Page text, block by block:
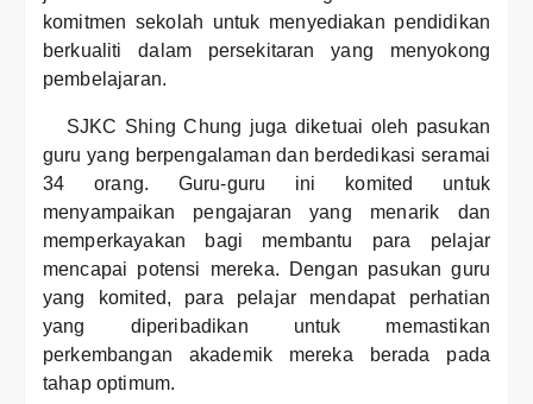
komitmen sekolah untuk menyediakan pendidikan
berkualiti dalam persekitaran yang menyokong
pembelajaran.
SJKC Shing Chung juga diketuai oleh pasukan
guru yang berpengalaman dan berdedikasi seramai
34 orang. Guru-guru ini komited untuk
menyampaikan pengajaran yang menarik dan
memperkayakan bagi membantu para pelajar
mencapai potensi mereka. Dengan pasukan guru
yang komited, para pelajar mendapat perhatian
yang diperibadikan untuk memastikan
perkembangan akademik mereka berada pada
tahap optimum.